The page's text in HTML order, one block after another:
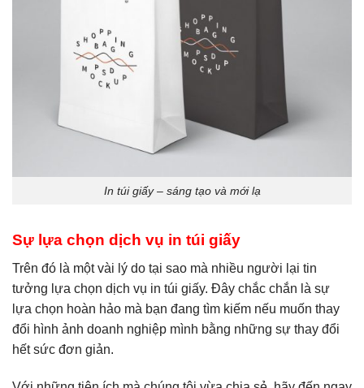
In túi giấy – sáng tạo và mới lạ
Sự lựa chọn dịch vụ in túi giấy
Trên đó là một vài lý do tại sao mà nhiều người lại tin
tưởng lựa chọn dịch vụ in túi giấy. Đây chắc chắn là sự
lựa chọn hoàn hảo mà bạn đang tìm kiếm nếu muốn thay
đổi hình ảnh doanh nghiệp mình bằng những sự thay đổi
hết sức đơn giản.